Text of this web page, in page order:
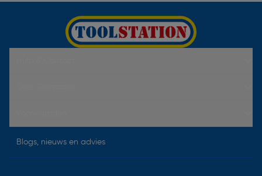
Blogs, nieuws en advies